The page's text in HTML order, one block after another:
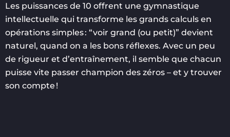
Les puissances de 10 offrent une gymnastique
intellectuelle qui transforme les grands calculs en
opérations simples : “voir grand (ou petit)” devient
naturel, quand on a les bons réflexes. Avec un peu
de rigueur et d’entraînement, il semble que chacun
puisse vite passer champion des zéros – et y trouver
son compte !